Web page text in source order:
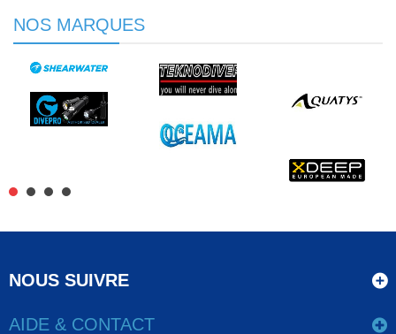
NOS MARQUES
NOUS SUIVRE
AIDE & CONTACT